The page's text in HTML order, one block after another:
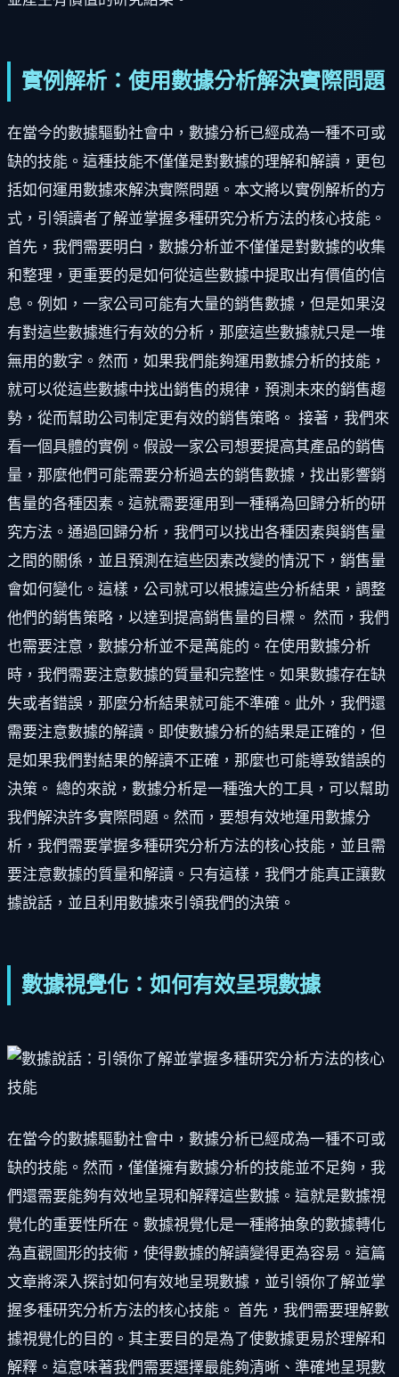
實例解析：使用數據分析解決實際問題
在當今的數據驅動社會中，數據分析已經成為一種不可或
缺的技能。這種技能不僅僅是對數據的理解和解讀，更包
括如何運用數據來解決實際問題。本文將以實例解析的方
式，引領讀者了解並掌握多種研究分析方法的核心技能。
首先，我們需要明白，數據分析並不僅僅是對數據的收集
和整理，更重要的是如何從這些數據中提取出有價值的信
息。例如，一家公司可能有大量的銷售數據，但是如果沒
有對這些數據進行有效的分析，那麼這些數據就只是一堆
無用的數字。然而，如果我們能夠運用數據分析的技能，
就可以從這些數據中找出銷售的規律，預測未來的銷售趨
勢，從而幫助公司制定更有效的銷售策略。 接著，我們來
看一個具體的實例。假設一家公司想要提高其產品的銷售
量，那麼他們可能需要分析過去的銷售數據，找出影響銷
售量的各種因素。這就需要運用到一種稱為回歸分析的研
究方法。通過回歸分析，我們可以找出各種因素與銷售量
之間的關係，並且預測在這些因素改變的情況下，銷售量
會如何變化。這樣，公司就可以根據這些分析結果，調整
他們的銷售策略，以達到提高銷售量的目標。 然而，我們
也需要注意，數據分析並不是萬能的。在使用數據分析
時，我們需要注意數據的質量和完整性。如果數據存在缺
失或者錯誤，那麼分析結果就可能不準確。此外，我們還
需要注意數據的解讀。即使數據分析的結果是正確的，但
是如果我們對結果的解讀不正確，那麼也可能導致錯誤的
決策。 總的來說，數據分析是一種強大的工具，可以幫助
我們解決許多實際問題。然而，要想有效地運用數據分
析，我們需要掌握多種研究分析方法的核心技能，並且需
要注意數據的質量和解讀。只有這樣，我們才能真正讓數
據說話，並且利用數據來引領我們的決策。
數據視覺化：如何有效呈現數據
在當今的數據驅動社會中，數據分析已經成為一種不可或
缺的技能。然而，僅僅擁有數據分析的技能並不足夠，我
們還需要能夠有效地呈現和解釋這些數據。這就是數據視
覺化的重要性所在。數據視覺化是一種將抽象的數據轉化
為直觀圖形的技術，使得數據的解讀變得更為容易。這篇
文章將深入探討如何有效地呈現數據，並引領你了解並掌
握多種研究分析方法的核心技能。 首先，我們需要理解數
據視覺化的目的。其主要目的是為了使數據更易於理解和
解釋。這意味著我們需要選擇最能夠清晰、準確地呈現數